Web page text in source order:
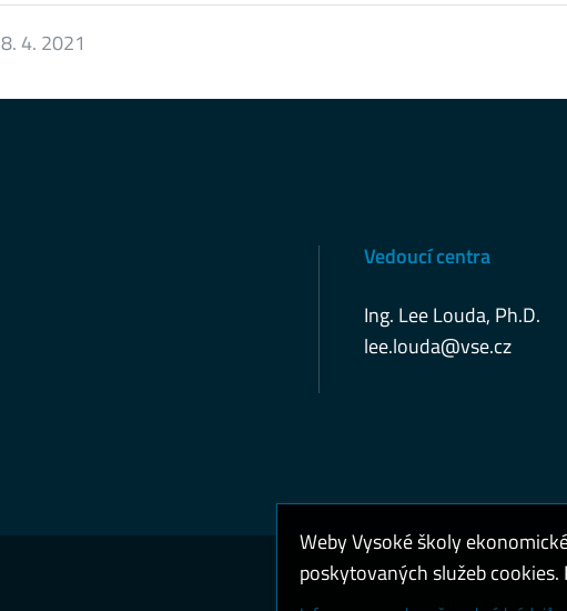
8. 4. 2021
Vedoucí centra
Ing. Lee Louda, Ph.D.
lee.louda@vse.cz
Cookies a ochrana
Weby Vysoké školy
poskytovaných služeb